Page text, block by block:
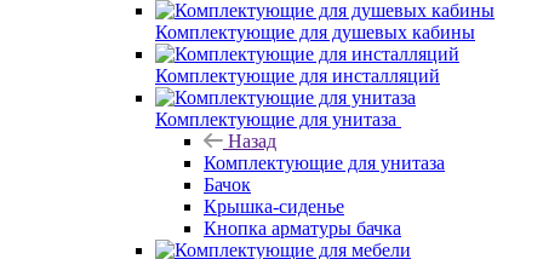
Комплектующие для душевых кабины
Комплектующие для инсталляций
Комплектующие для унитаза
Назад
Комплектующие для унитаза
Бачок
Крышка-сиденье
Кнопка арматуры бачка